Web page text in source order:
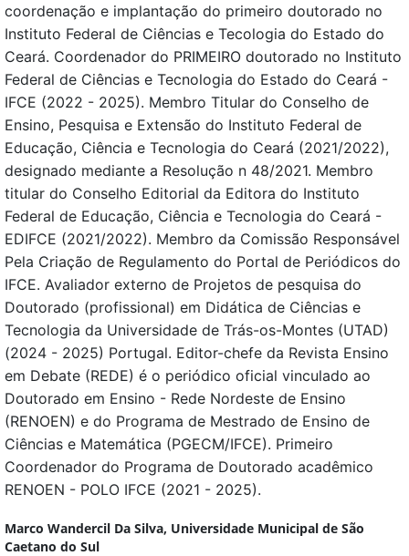
coordenação e implantação do primeiro doutorado no
Instituto Federal de Ciências e Tecologia do Estado do
Ceará. Coordenador do PRIMEIRO doutorado no Instituto
Federal de Ciências e Tecnologia do Estado do Ceará -
IFCE (2022 - 2025). Membro Titular do Conselho de
Ensino, Pesquisa e Extensão do Instituto Federal de
Educação, Ciência e Tecnologia do Ceará (2021/2022),
designado mediante a Resolução n 48/2021. Membro
titular do Conselho Editorial da Editora do Instituto
Federal de Educação, Ciência e Tecnologia do Ceará -
EDIFCE (2021/2022). Membro da Comissão Responsável
Pela Criação de Regulamento do Portal de Periódicos do
IFCE. Avaliador externo de Projetos de pesquisa do
Doutorado (profissional) em Didática de Ciências e
Tecnologia da Universidade de Trás-os-Montes (UTAD)
(2024 - 2025) Portugal. Editor-chefe da Revista Ensino
em Debate (REDE) é o periódico oficial vinculado ao
Doutorado em Ensino - Rede Nordeste de Ensino
(RENOEN) e do Programa de Mestrado de Ensino de
Ciências e Matemática (PGECM/IFCE). Primeiro
Coordenador do Programa de Doutorado acadêmico
RENOEN - POLO IFCE (2021 - 2025).
Marco Wandercil Da Silva, Universidade Municipal de São
Caetano do Sul